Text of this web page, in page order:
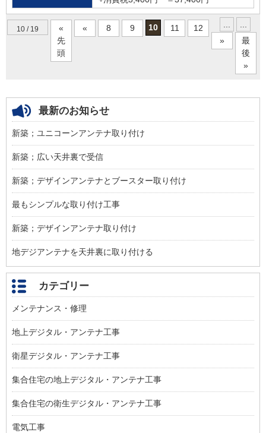
10 / 19
«
先
頭
« ...
8 9 10 11 12
...
»
最
後
»
最新のお知らせ
新築；ユニコーンアンテナ取り付け
新築；広い天井裏で受信
新築；デザインアンテナとブースター取り付け
最もシンプルな取り付け工事
新築；デザインアンテナ取り付け
地デジアンテナを天井裏に取り付ける
カテゴリー
メンテナンス・修理
地上デジタル・アンテナ工事
衛星デジタル・アンテナ工事
集合住宅の地上デジタル・アンテナ工事
集合住宅の衛生デジタル・アンテナ工事
電気工事